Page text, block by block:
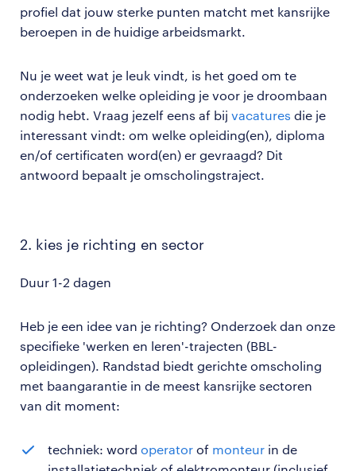
profiel dat jouw sterke punten matcht met kansrijke
beroepen in de huidige arbeidsmarkt.
Nu je weet wat je leuk vindt, is het goed om te
onderzoeken welke opleiding je voor je droombaan
nodig hebt. Vraag jezelf eens af bij vacatures die je
interessant vindt: om welke opleiding(en), diploma
en/of certificaten word(en) er gevraagd? Dit
antwoord bepaalt je omscholingstraject.
2. kies je richting en sector
Duur 1-2 dagen
Heb je een idee van je richting? Onderzoek dan onze
specifieke 'werken en leren'-trajecten (BBL-
opleidingen). Randstad biedt gerichte omscholing
met baangarantie in de meest kansrijke sectoren
van dit moment:
techniek: word operator of monteur in de